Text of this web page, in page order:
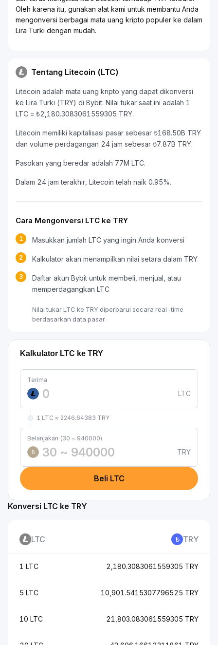
Oleh karena itu, gunakan alat kami untuk membantu Anda
mengonversi berbagai mata uang kripto populer ke dalam
Lira Turki dengan mudah.
Tentang Litecoin (LTC)
Litecoin adalah mata uang kripto yang dapat dikonversi
ke Lira Turki (TRY) di Bybit. Nilai tukar saat ini adalah 1
LTC = ₺2,180.3083061559305 TRY.
Litecoin memiliki kapitalisasi pasar sebesar ₺168.50B TRY
dan volume perdagangan 24 jam sebesar ₺7.87B TRY.
Pasokan yang beredar adalah 77M LTC.
Dalam 24 jam terakhir, Litecoin telah naik 0.95%.
Cara Mengonversi LTC ke TRY
1 Masukkan jumlah LTC yang ingin Anda konversi
2 Kalkulator akan menampilkan nilai setara dalam TRY
3
Daftar akun Bybit untuk membeli, menjual, atau
memperdagangkan LTC
Nilai tukar LTC ke TRY diperbarui secara real-time
berdasarkan data pasar.
Kalkulator LTC ke TRY
Terima
LTC
1 LTC ≈ 2246.64383 TRY
Belanjakan (30 ~ 940000)
₺
TRY
Beli LTC
Konversi LTC ke TRY
LTC TRY
1 LTC 2,180.3083061559305 TRY
5 LTC 10,901.5415307796525 TRY
10 LTC 21,803.083061559305 TRY